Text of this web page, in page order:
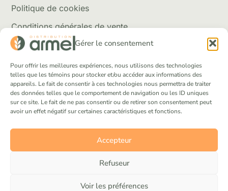
Gérer le consentement
Pour offrir les meilleures expériences, nous utilisons des technologies
telles que les témoins pour stocker et/ou accéder aux informations des
appareils. Le fait de consentir à ces technologies nous permettra de traiter
des données telles que le comportement de navigation ou les ID uniques
sur ce site. Le fait de ne pas consentir ou de retirer son consentement peut
avoir un effet négatif sur certaines caractéristiques et fonctions.
Accepteur
Refuseur
Voir les préférences
Politique de cookies
Conditions générales de vente
Politique de livraison
Retour et rembousement
Réseaux Sociaux
Facebook
Instagram
© 2025 Distribution Armel inc. Tous droits réservés.